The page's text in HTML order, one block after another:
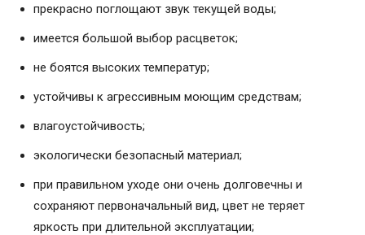
прекрасно поглощают звук текущей воды;
имеется большой выбор расцветок;
не боятся высоких температур;
устойчивы к агрессивным моющим средствам;
влагоустойчивость;
экологически безопасный материал;
при правильном уходе они очень долговечны и
сохраняют первоначальный вид, цвет не теряет
яркость при длительной эксплуатации;